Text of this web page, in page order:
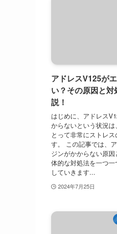
アドレスV125が
い？その原因と
説！
はじめに、アドレス
からないという状況
とって非常にストレ
す。 この記事では、
ジンがかからない原
体的な対処法を一つ
していきます...
2024年7月25日